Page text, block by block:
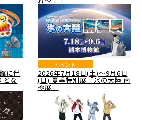
に伴
とな
イベント
2026年7月18日(土)～9月6日
(日) 夏季特別展「氷の大陸 南
極展」